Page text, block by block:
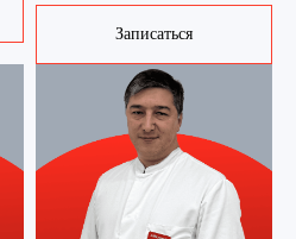
Записаться